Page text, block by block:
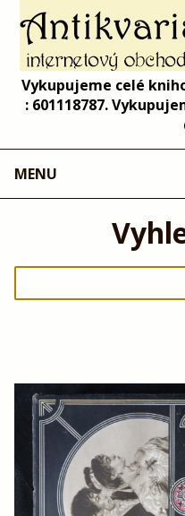
Vykupujeme celé
: 601118787.
MENU